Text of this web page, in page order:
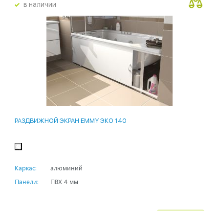
в наличии
РАЗДВИЖНОЙ ЭКРАН EMMY ЭКО 140
Каркас:
алюминий
Панели:
ПВХ 4 мм